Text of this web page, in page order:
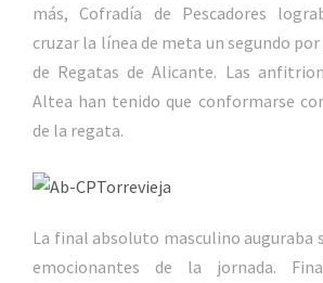
más, Cofradía de Pescadores
cruzar la línea de meta un segundo
de Regatas de Alicante. Las
Altea han tenido que conformarse
de la regata.
La final absoluto masculino auguraba
emocionantes de la jornada.